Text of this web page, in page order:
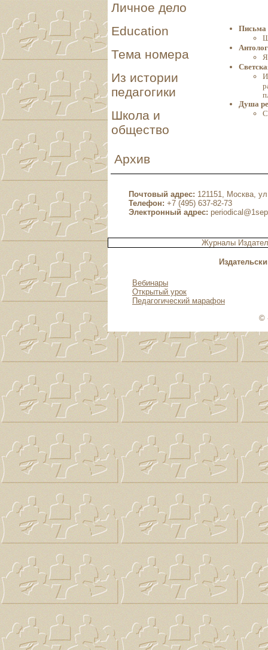
Личное дело
Education
Тема номера
Из истории
педагогики
Школа и
общество
Архив
Письма
Душа
Почтовый адрес: 121151, Москва,
Телефон: +7 (495) 637-82-73
Электронный адрес:
Журналы
Вебинары
Открытый урок
Педагогический марафон
©